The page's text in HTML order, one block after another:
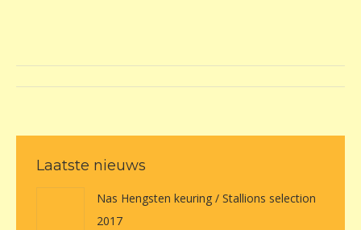
Album
Laatste nieuws
Nas Hengsten keuring / Stallions selection
2017